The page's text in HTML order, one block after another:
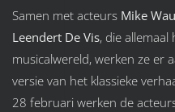
Samen met acteurs Mike
Leendert De Vis, die
musicalwereld, werken ze er
versie van het klassieke
28 februari werken de